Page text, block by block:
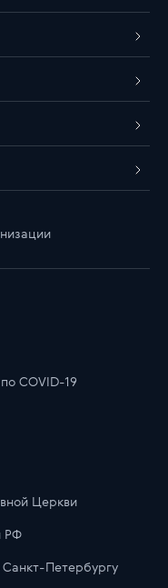
COVID-19
Церкви
РФ
Петербургу